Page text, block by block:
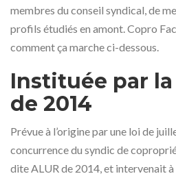
membres du conseil syndical, de
profils étudiés en amont. Copro
comment ça marche ci-dessous.
Instituée par la
de 2014
Prévue à l’origine par une loi de
concurrence du syndic de
dite ALUR de 2014, et intervenait à